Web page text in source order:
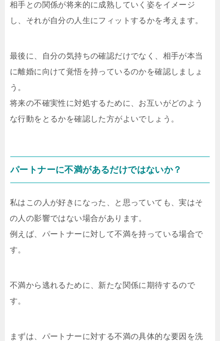
相手との関係が将来的に成熟していく姿をイメージ
し、それが自分の人生にフィットするかを考えます。
最後に、自分の気持ちの確認だけでなく、相手が本当
に離婚に向けて覚悟を持っているのかを確認しましょ
う。
将来の不確実性に対処するために、お互いがどのよう
な行動をとるかを確認した方がよいでしょう。
パートナーに不満があるだけではないか？
私はこの人が好きになった、と思っていても、実はそ
の人の影響ではない場合があります。
例えば、パートナーに対して不満を持っている場合で
す。
不満から逃れるために、新たな関係に期待するので
す。
まずは、パートナーに対する不満の具体的な要因を洗